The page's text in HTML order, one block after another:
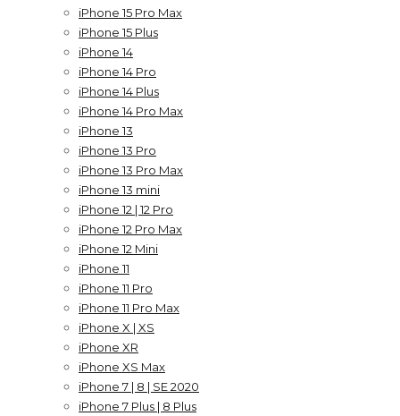
iPhone 15 Pro Max
iPhone 15 Plus
iPhone 14
iPhone 14 Pro
iPhone 14 Plus
iPhone 14 Pro Max
iPhone 13
iPhone 13 Pro
iPhone 13 Pro Max
iPhone 13 mini
iPhone 12 | 12 Pro
iPhone 12 Pro Max
iPhone 12 Mini
iPhone 11
iPhone 11 Pro
iPhone 11 Pro Max
iPhone X | XS
iPhone XR
iPhone XS Max
iPhone 7 | 8 | SE 2020
iPhone 7 Plus | 8 Plus